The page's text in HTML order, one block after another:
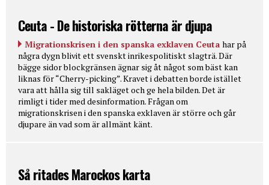
Ceuta - De historiska rötterna är djupa
Migrationskrisen i den spanska exklaven Ceuta har på
några dygn blivit ett svenskt inrikespolitiskt slagträ. Där
bägge sidor blockgränsen ägnar sig åt något som bäst kan
liknas för “Cherry-picking”. Kravet i debatten borde istället
vara att hålla sig till sakläget och ge hela bilden. Det är
rimligt i tider med desinformation. Frågan om
migrationskrisen i den spanska exklaven är större och går
djupare än vad som är allmänt känt.
Så ritades Marockos karta